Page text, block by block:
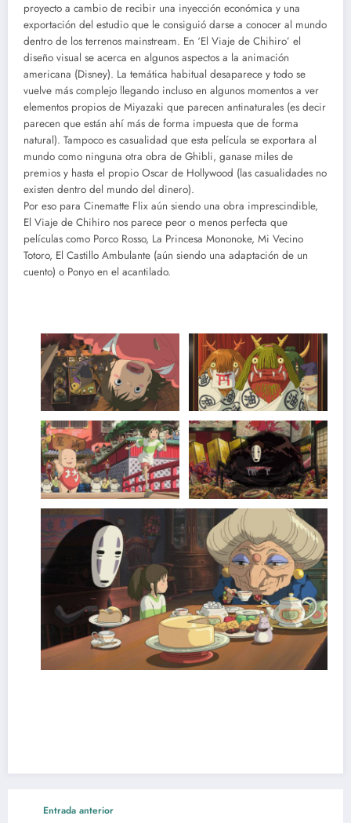
proyecto a cambio de recibir una inyección económica y una
exportación del estudio que le consiguió darse a conocer al mundo
dentro de los terrenos mainstream. En ‘El Viaje de Chihiro’ el
diseño visual se acerca en algunos aspectos a la animación
americana (Disney). La temática habitual desaparece y todo se
vuelve más complejo llegando incluso en algunos momentos a ver
elementos propios de Miyazaki que parecen antinaturales (es decir
parecen que están ahí más de forma impuesta que de forma
natural). Tampoco es casualidad que esta película se exportara al
mundo como ninguna otra obra de Ghibli, ganase miles de
premios y hasta el propio Oscar de Hollywood (las casualidades no
existen dentro del mundo del dinero).
Por eso para Cinematte Flix aún siendo una obra imprescindible,
El Viaje de Chihiro nos parece peor o menos perfecta que
películas como Porco Rosso, La Princesa Mononoke, Mi Vecino
Totoro, El Castillo Ambulante (aún siendo una adaptación de un
cuento) o Ponyo en el acantilado.
Entrada anterior